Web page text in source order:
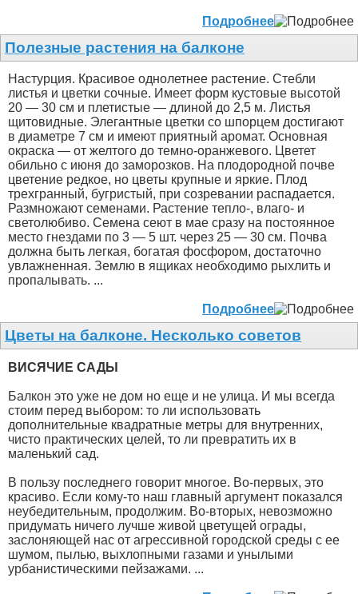
Подробнее
Полезные растения на балконе
Настурция. Красивое однолетнее растение. Стебли
листья и цветки сочные. Имеет форм кустовые высотой
20 — 30 см и плетистые — длиной до 2,5 м. Листья
щитовидные. Элегантные цветки со шпорцем достигают
в диаметре 7 см и имеют приятный аромат. Основная
окраска — от желтого до темно-оранжевого. Цветет
обильно с июня до заморозков. На плодородной почве
цветение редкое, но цветы крупные и яркие. Плод
трехгранный, бугристый, при созревании распадается.
Размножают семенами. Растение тепло-, влаго- и
светолюбиво. Семена сеют в мае сразу на постоянное
место гнездами по 3 — 5 шт. через 25 — 30 см. Почва
должна быть легкая, богатая фосфором, достаточно
увлажненная. Землю в ящиках необходимо рыхлить и
пропалывать. ...
Подробнее
Цветы на балконе. Несколько советов
ВИСЯЧИЕ САДЫ
Балкон это уже не дом но еще и не улица. И мы всегда
стоим перед выбором: то ли использовать
дополнительные квадратные метры для внутренних,
чисто практических целей, то ли превратить их в
маленький сад.
В пользу последнего говорит многое. Во-первых, это
красиво. Если кому-то наш главный аргумент показался
неубедительным, продолжим. Во-вторых, невозможно
придумать ничего лучше живой цветущей ограды,
заслоняющей нас от агрессивной городской среды с ее
шумом, пылью, выхлопными газами и унылыми
урбанистическими пейзажами. ...